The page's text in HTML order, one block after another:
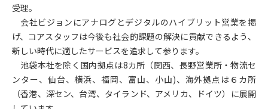
受理。
会社ビジョンにアナログとデジタルのハイブリット営業を掲
げ、コアスタッフは今後も社会的課題の解決に貢献できるよう、
新しい時代に適したサービスを追求して参ります。
池袋本社を除く国内拠点は8カ所（関西、長野営業所・物流セ
ンター、仙台、横浜、福岡、富山、小山)、海外拠点は６カ所
（香港、深セン、台湾、タイランド、アメリカ、ドイツ）に展開